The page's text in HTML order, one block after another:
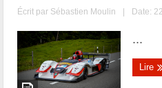
Écrit par Sébastien Moulin | Date:
...
Lire